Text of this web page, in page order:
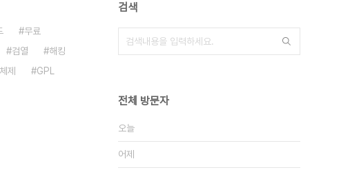
무료
검열
해킹
제
GPL
검색
전체 방문자
오늘
어제